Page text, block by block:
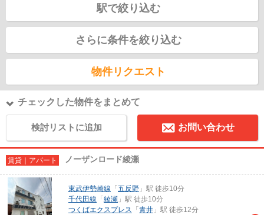
駅で絞り込む
さらに条件を絞り込む
物件リクエスト
チェックした物件をまとめて
検討リストに追加 お問い合わせ
賃貸｜アパート ノーザンロード綾瀬
東武伊勢崎線 「 五反野 」駅 徒歩10分
千代田線 「 綾瀬 」駅 徒歩10分
つくばエクスプレス 「 青井 」駅 徒歩12分